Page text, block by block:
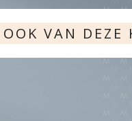
OOK VAN DEZE